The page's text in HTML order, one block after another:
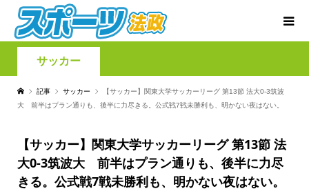
サッカー
記事 サッカー
【サッカー】関東大学サッカーリーグ 第13節 法大0-3筑波
大 前半はプラン通りも、後半に力尽きる。公式戦7戦未勝利も、明かない夜はない。
【サッカー】関東大学サッカーリーグ 第13節 法
大0-3筑波大 前半はプラン通りも、後半に力尽
きる。公式戦7戦未勝利も、明かない夜はない。